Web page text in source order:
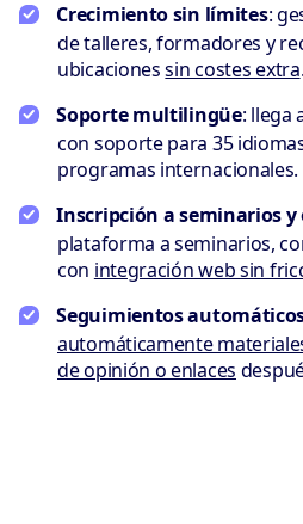
Crecimiento sin límites:
de talleres, formadores y
ubicacionessin costes extra.
Soporte multilingüe: llega
con soporte para 35
programas internacionales.
Inscripción a seminarios y
plataforma a seminarios,
con integración web sin
Seguimientos
automáticamente
de opinión o enlaces